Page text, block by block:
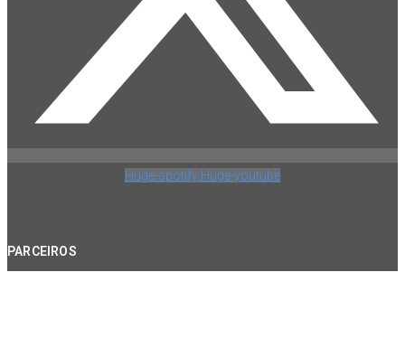
Huge-spotify Huge-youtube
PARCEIROS